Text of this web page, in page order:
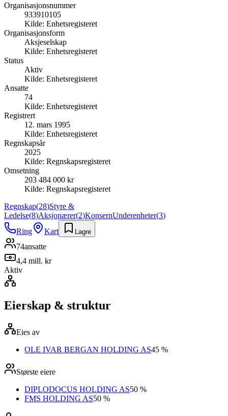
Organisasjonsnummer
933910105
Kilde: Enhetsregisteret
Organisasjonsform
Aksjeselskap
Kilde: Enhetsregisteret
Status
Aktiv
Kilde: Enhetsregisteret
Ansatte
74
Kilde: Enhetsregisteret
Registrert
12. mars 1995
Kilde: Enhetsregisteret
Regnskapsår
2025
Kilde: Regnskapsregisteret
Omsetning
203 484 000 kr
Kilde: Regnskapsregisteret
Regnskap(28)Styre &
Ledelse(8)Aksjonærer(2)KonsernUnderenheter(3)
Ring
Kart Lagre
74ansatte
4,4 mill. kr
Aktiv
Eierskap & struktur
Eies av
OLE IVAR BERGAN HOLDING AS45 %
Største eiere
DIPLODOCUS HOLDING AS50 %
FMS HOLDING AS50 %